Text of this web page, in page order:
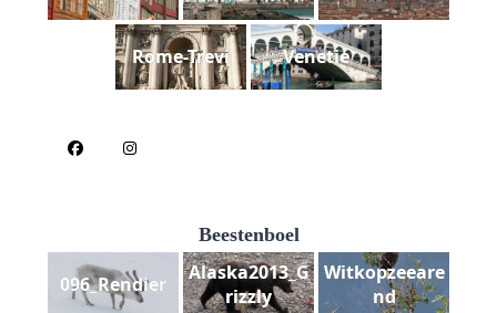
Rome-Trevi Venetie
Beestenboel
096_Rendier
Alaska2013_G
rizzly
Witkopzeeare
nd